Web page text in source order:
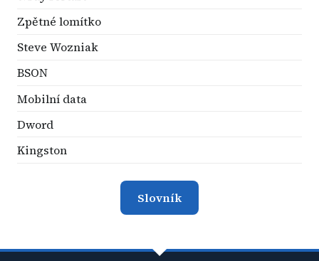
Zpětné lomítko
Steve Wozniak
BSON
Mobilní data
Dword
Kingston
Slovník